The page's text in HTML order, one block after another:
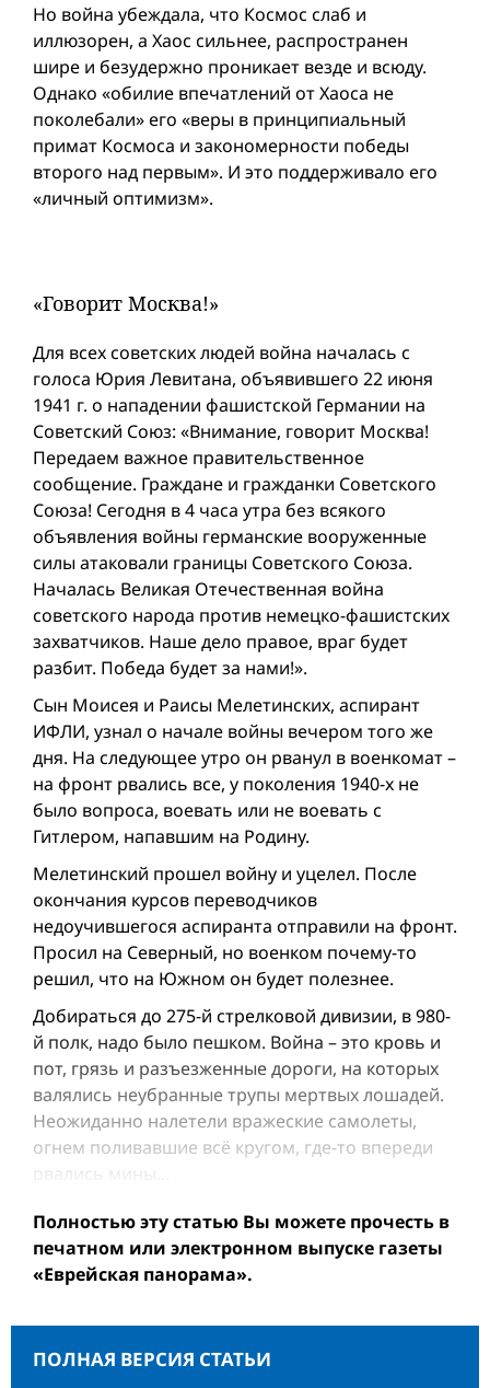
Но вой­на убеждала, что Космос слаб и
иллюзорен, а Хаос сильнее, распространен
шире и безудержно проникает везде и всюду.
Однако «обилие впечатлений от Хаоса не
поколебали» его «веры в принципиальный
примат Космоса и закономерности победы
второго над первым». И это поддерживало его
«личный оптимизм».
«Говорит Москва!»
Для всех советских людей вой­на началась с
голоса Юрия Левитана, объявившего 22 июня
1941 г. о нападении фашистской Германии на
Советский Союз: «Внимание, говорит Москва!
Передаем важное правительственное
сообщение. Граждане и гражданки Советского
Союза! Сегодня в 4 часа утра без всякого
объявления вой­ны германские во­оруженные
силы атаковали границы Советского Союза.
Началась Великая Отечественная вой­на
советского народа против немецко-фашистских
захватчиков. Наше дело правое, враг будет
разбит. Победа будет за нами!».
Сын Моисея и Раисы Мелетинских, аспирант
ИФЛИ, узнал о начале вой­ны вечером того же
дня. На следующее утро он рванул в военкомат –
на фронт рвались все, у поколения 1940-х не
было вопроса, воевать или не воевать с
Гитлером, напавшим на Pодину.
Мелетинский прошел вой­ну и уцелел. После
окончания курсов переводчиков
недоучившегося аспиранта отправили на фронт.
Просил на Северный, но военком почему-то
решил, что на Южном он будет полезнее.
Добираться до 275-й стрелковой дивизии, в 980-
й полк, надо было пешком. Вой­на – это кровь и
пот, грязь и разъезженные дороги, на которых
валялись неубранные трупы мертвых лошадей.
Неожиданно налетели вражеские самолеты,
огнем поливавшие всё кругом, где-то впереди
Полностью эту статью Вы можете прочесть в
печатном или электронном выпуске газеты
«Еврейская панорама».
ПОЛНАЯ ВЕРСИЯ СТАТЬИ